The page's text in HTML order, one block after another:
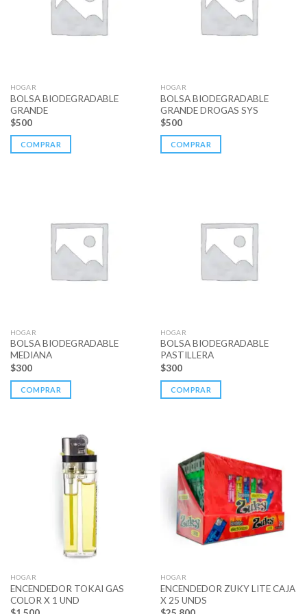
HOGAR
BOLSA BIODEGRADABLE
GRANDE
$500
COMPRAR
HOGAR
BOLSA BIODEGRADABLE
GRANDE DROGAS SYS
$500
COMPRAR
HOGAR
BOLSA BIODEGRADABLE
MEDIANA
$300
COMPRAR
HOGAR
BOLSA BIODEGRADABLE
PASTILLERA
$300
COMPRAR
HOGAR
ENCENDEDOR TOKAI GAS
COLOR X 1 UND
HOGAR
ENCENDEDOR ZUKY LITE CAJA
X 25 UNDS